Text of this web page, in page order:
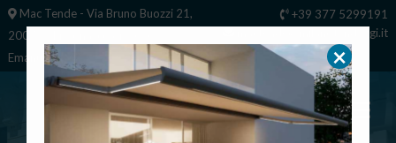
Mac Tende - Via Bruno Buozzi 21,
20072 - Fizzonasco di Pieve
Emanuele (MI)
+39 377 5299191
mactende@milanotendaggi.it
×